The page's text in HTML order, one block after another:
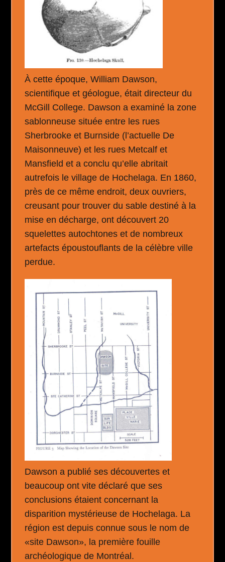
À cette époque, William Dawson,
scientifique et géologue, était directeur du
McGill College. Dawson a examiné la zone
sablonneuse située entre les rues
Sherbrooke et Burnside (l’actuelle De
Maisonneuve) et les rues Metcalf et
Mansfield et a conclu qu’elle abritait
autrefois le village de Hochelaga. En 1860,
près de ce même endroit, deux ouvriers,
creusant pour trouver du sable destiné à la
mise en décharge, ont découvert 20
squelettes autochtones et de nombreux
artefacts époustouflants de la célèbre ville
perdue.
Dawson a publié ses découvertes et
beaucoup ont vite déclaré que ses
conclusions étaient concernant la
disparition mystérieuse de Hochelaga. La
région est depuis connue sous le nom de
«site Dawson», la première fouille
archéologique de Montréal.